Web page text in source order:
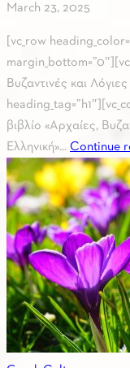
March 23, 2025
[vc_row
Βυζαντινές και
βιβλίο «Αρχαίες,
Ελληνική»... Continue